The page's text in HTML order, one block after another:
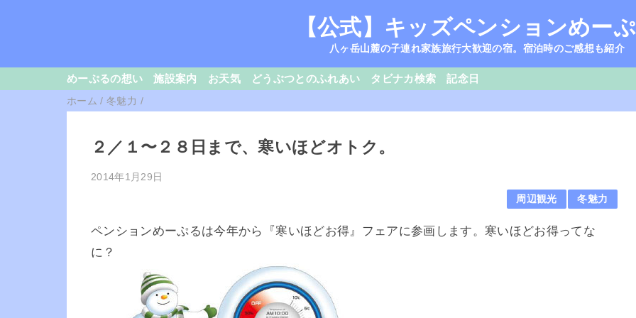
【公式】キッズペンションめー
八ヶ岳山麓の子連れ家族旅行大歓迎の宿。宿泊時のご感想も紹介
めーぷるの想い 施設案内 お天気 どうぶつとのふれあい タビナカ検索 記念日
ホーム /冬魅力 /
２／１〜２８日まで、寒いほどオトク。
2014年1月29日
周辺観光 冬魅力
ペンションめーぷるは今年から『寒いほどお得』フェアに参画します。寒いほどお得ってな
に？